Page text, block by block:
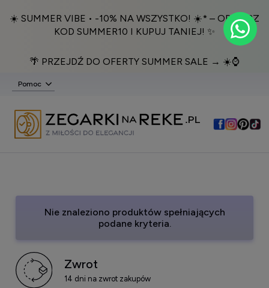
☀️ SUMMER VIBE • -10% NA WSZYSTKO! ☀️* – ODBIERZ
KOD SUMMER10 I KUPUJ TANIEJ! ✨
🌴 PRZEJDŹ DO OFERTY SUMMER SALE → ☀️⌚️
Pomoc
Nie znaleziono produktów spełniających
podane kryteria.
Zwrot
14 dni na zwrot zakupów